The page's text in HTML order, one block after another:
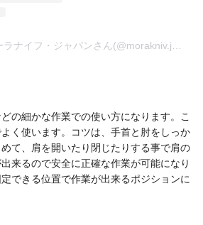
Morakniv Japan / モーラナイフ・ジャパンさん(@morakniv.jp)がシェアした投稿
の細かな作業での使い方になります。こ
く使います。コツは、手首と肘をしっか
て、肩を開いたり閉じたりする事で肩の
来るので安全に正確な作業が可能になり
できる位置で作業が出来るポジションに